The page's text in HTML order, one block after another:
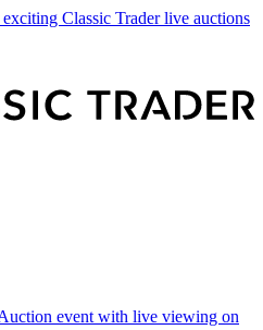
Classic Trader live auctions
event with live viewing on